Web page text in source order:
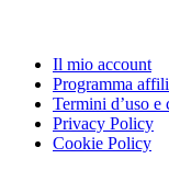
Il mio account
Programma
Termini d’uso
Privacy Policy
Cookie Policy